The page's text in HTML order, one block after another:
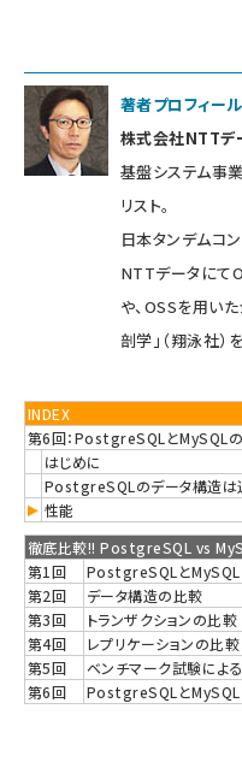
著者プロフィール
株式会社NTT
基盤システム事
リスト。
日本タンデムコ
NTTデータにて
や、OSSを用い
剖学」（翔泳社）
INDEX
第6回：PostgreSQLとMySQL
はじめに
PostgreSQLのデータ構造は
性能
徹底比較!! PostgreSQL vs
第1回
PostgreSQLとMySQL
第2回
データ構造の比較
第3回
トランザクションの比較
第4回
レプリケーションの比較
第5回
ベンチマーク試験によ
第6回
PostgreSQLと